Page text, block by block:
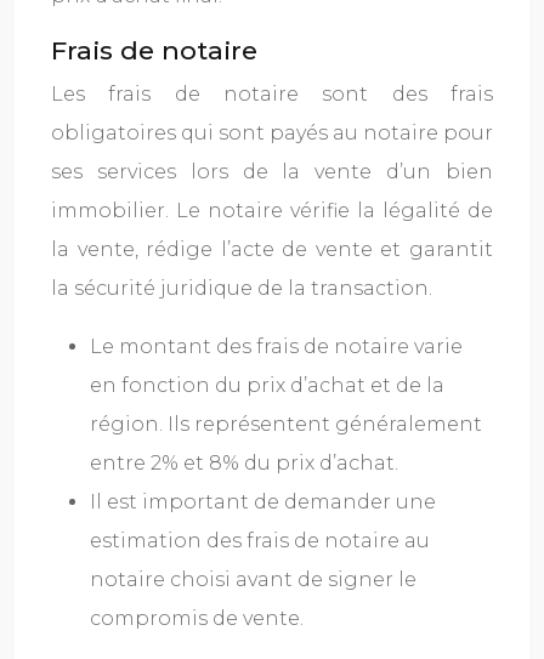
Frais de notaire
Les frais de notaire sont des frais
obligatoires qui sont payés au notaire pour
ses services lors de la vente d’un bien
immobilier. Le notaire vérifie la légalité de
la vente, rédige l’acte de vente et garantit
la sécurité juridique de la transaction.
Le montant des frais de notaire varie
en fonction du prix d’achat et de la
région. Ils représentent généralement
entre 2% et 8% du prix d’achat.
Il est important de demander une
estimation des frais de notaire au
notaire choisi avant de signer le
compromis de vente.